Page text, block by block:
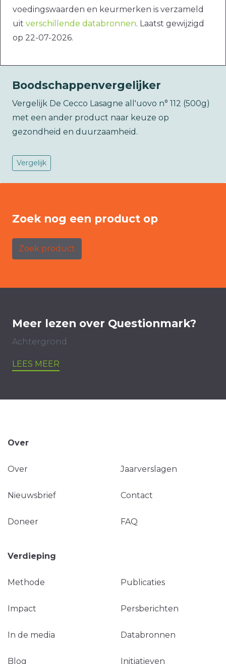
voedingswaarden en keurmerken is verzameld
uit verschillende databronnen. Laatst gewijzigd
op 22-07-2026.
Boodschappenvergelijker
Vergelijk De Cecco Lasagne all'uovo n° 112 (500g)
met een ander product naar keuze op
gezondheid en duurzaamheid.
Vergelijk
Zoek nog een product op
Zoek product
Meer lezen over Questionmark?
Achtergrond
LEES MEER
Over
Over Jaarverslagen
Nieuwsbrief Contact
Doneer FAQ
Verdieping
Methode Publicaties
Impact Persberichten
In de media Databronnen
Blog Initiatieven